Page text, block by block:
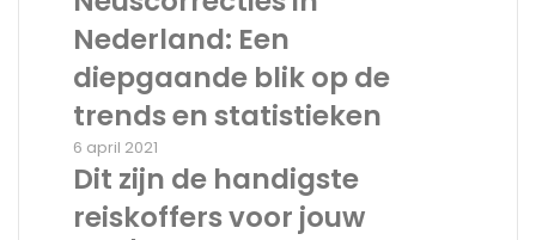
aankleden
Nederland:
Een
diepgaande
blik
op
de
trends
en
statistieken
Nederland: Een
diepgaande blik op de
trends en statistieken
Dit
zijn
de
handigste
6 april 2021
Dit zijn de handigste
reiskoffers voor jouw